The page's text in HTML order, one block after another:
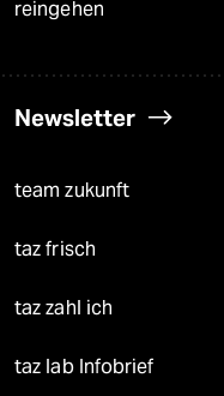
reingehen
Newsletter
team zukunft
taz frisch
taz zahl ich
taz lab Infobrief